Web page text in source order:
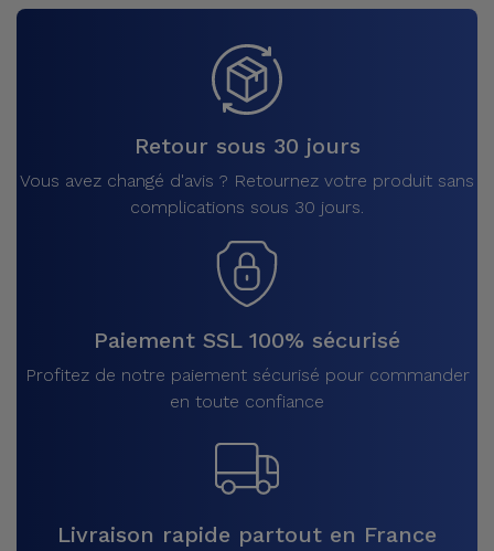
Retour sous 30 jours
Vous avez changé d'avis ? Retournez votre produit sans
complications sous 30 jours.
Paiement SSL 100% sécurisé
Profitez de notre paiement sécurisé pour commander
en toute confiance
Livraison rapide partout en France